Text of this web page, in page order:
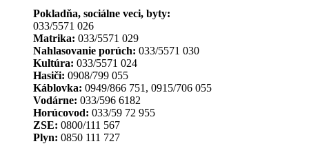
Pokladňa, sociálne veci, byty:
033/5571 026
Matrika: 033/5571 029
Nahlasovanie porúch: 033/5571 030
Kultúra: 033/5571 024
Hasiči: 0908/799 055
Káblovka: 0949/866 751, 0915/706 055
Vodárne: 033/596 6182
Horúcovod: 033/59 72 955
ZSE: 0800/111 567
Plyn: 0850 111 727